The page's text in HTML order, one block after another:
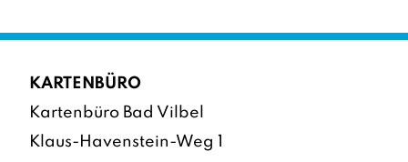
KARTENBÜRO
Kartenbüro Bad Vilbel
Klaus-Havenstein-Weg 1